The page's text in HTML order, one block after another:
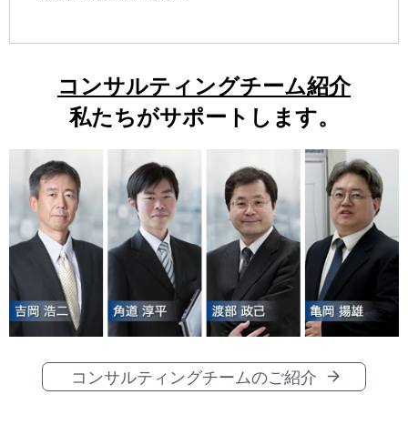
コンサルティングチーム紹介
私たちがサポートします。
コンサルティングチームのご紹介